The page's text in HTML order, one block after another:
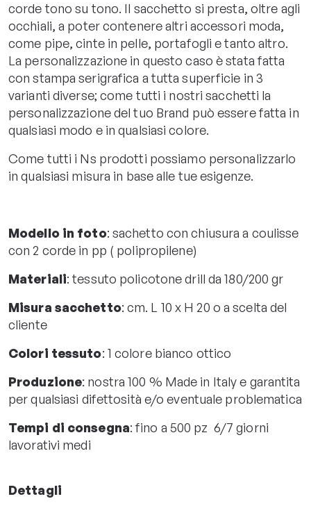
corde tono su tono. Il sacchetto si presta, oltre agli
occhiali, a poter contenere altri accessori moda,
come pipe, cinte in pelle, portafogli e tanto altro.
La personalizzazione in questo caso è stata fatta
con stampa serigrafica a tutta superficie in 3
varianti diverse; come tutti i nostri sacchetti la
personalizzazione del tuo Brand può essere fatta in
qualsiasi modo e in qualsiasi colore.
Come tutti i Ns prodotti possiamo personalizzarlo
in qualsiasi misura in base alle tue esigenze.
Modello in foto: sachetto con chiusura a coulisse
con 2 corde in pp ( polipropilene)
Materiali: tessuto policotone drill da 180/200 gr
Misura sacchetto: cm. L 10 x H 20 o a scelta del
cliente
Colori tessuto: 1 colore bianco ottico
Produzione: nostra 100 % Made in Italy e garantita
per qualsiasi difettosità e/o eventuale problematica
Tempi di consegna: fino a 500 pz 6/7 giorni
lavorativi medi
Dettagli